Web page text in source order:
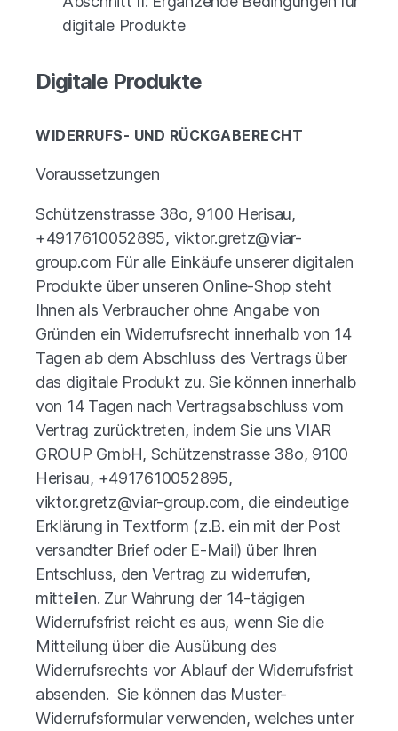
digitale Produkte
Digitale Produkte
WIDERRUFS- UND RÜCKGABERECHT
Voraussetzungen
Schützenstrasse 38o, 9100 Herisau,
+4917610052895, viktor.gretz@viar-
group.com Für alle Einkäufe unserer digitalen
Produkte über unseren Online-Shop steht
Ihnen als Verbraucher ohne Angabe von
Gründen ein Widerrufsrecht innerhalb von 14
Tagen ab dem Abschluss des Vertrags über
das digitale Produkt zu. Sie können innerhalb
von 14 Tagen nach Vertragsabschluss vom
Vertrag zurücktreten, indem Sie uns VIAR
GROUP GmbH, Schützenstrasse 38o, 9100
Herisau, +4917610052895,
viktor.gretz@viar-group.com, die eindeutige
Erklärung in Textform (z.B. ein mit der Post
versandter Brief oder E-Mail) über Ihren
Entschluss, den Vertrag zu widerrufen,
mitteilen. Zur Wahrung der 14-tägigen
Widerrufsfrist reicht es aus, wenn Sie die
Mitteilung über die Ausübung des
Widerrufsrechts vor Ablauf der Widerrufsfrist
absenden. Sie können das Muster-
Widerrufsformular verwenden, welches unter